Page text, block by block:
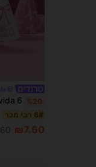
%20
6# רבי מכר
₪7.60 60+ נמכר